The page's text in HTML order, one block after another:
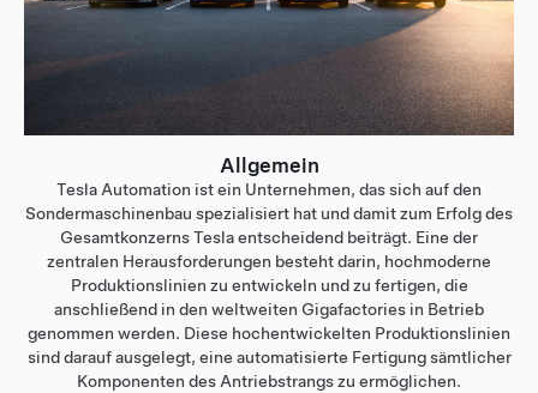
Allgemein
Tesla Automation ist ein Unternehmen, das sich auf den
Sondermaschinenbau spezialisiert hat und damit zum Erfolg des
Gesamtkonzerns Tesla entscheidend beiträgt. Eine der
zentralen Herausforderungen besteht darin, hochmoderne
Produktionslinien zu entwickeln und zu fertigen, die
anschließend in den weltweiten Gigafactories in Betrieb
genommen werden. Diese hochentwickelten Produktionslinien
sind darauf ausgelegt, eine automatisierte Fertigung sämtlicher
Komponenten des Antriebstrangs zu ermöglichen.